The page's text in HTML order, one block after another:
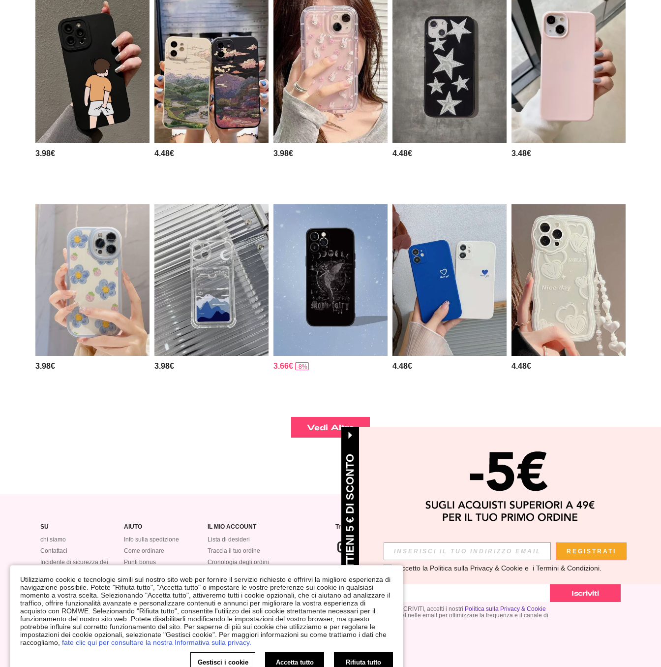
3.98€ 4.48€ 3.98€ 4.48€ 3.48€
3.98€ 3.98€ 3.66€ -8% 4.48€ 4.48€
Vedi Altro
SU
chi siamo
Contattaci
Incidente di sicurezza dei
AIUTO
Info sulla spedizione
Come ordinare
Punti bonus
Rimborso
IL MIO ACCOUNT
Lista di desideri
Traccia il tuo ordine
Cronologia degli ordini
Trovaci su
ISCRIVITI alla nostra newsletter per scoprire le ULTIME TENDENZE in anteprima! (È possibile
annullare la sottoscrizione in qualsiasi momento).
Cliccando sul pulsante ISCRIVITI, accetti i nostri Politica sulla Privacy & Cookie
e consenti l'utilizzo di pixel nelle email per ottimizzare la frequenza e il canale di
invio.
Iscriviti
©2009-2026 ROMWE Tutti i Diritti Riservati
Impronta Scelta dell'annuncio
Utilizziamo cookie e tecnologie simili sul nostro sito web per fornire il servizio richiesto e offrirvi la migliore esperienza di
navigazione possibile. Potete "Rifiuta tutto", "Accetta tutto" o impostare le vostre preferenze sui cookie in qualsiasi
momento a vostra scelta. Selezionando "Accetta tutto", attiveremo tutti i cookie opzionali, che ci aiutano ad analizzare il
traffico, offrire funzionalità avanzate e personalizzare contenuti e annunci per migliorare la vostra esperienza di
acquisto con ROMWE. Selezionando "Rifiuta tutto", consentite l'utilizzo dei soli cookie strettamente necessari per il
funzionamento del nostro sito web. Potete disabilitarli modificando le impostazioni del vostro browser, ma questo
potrebbe influire sul corretto funzionamento del sito. Per saperne di più sui cookie che utilizziamo e per regolare le
impostazioni dei cookie opzionali, selezionate "Gestisci cookie". Per maggiori informazioni su come trattiamo i dati che
raccogliamo, fate clic qui per consultare la nostra Informativa sulla privacy.
Gestisci i cookie Accetta tutto Rifiuta tutto
OTTIENI 5 € DI SCONTO REGISTRATI
Accetto la Politica sulla Privacy & Cookie e  i Termini & Condizioni